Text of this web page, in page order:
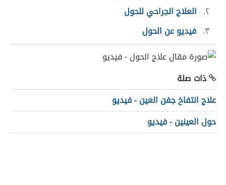
٢ العلاج الجراحي للحول
٣ فيديو عن الحول
ذات صلة
علاج انتفاخ جفن العين - فيديو
حول العينين - فيديو